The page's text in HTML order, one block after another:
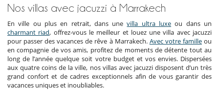
Nos villas avec jacuzzi à Marrakech
En ville ou plus en retrait, dans unevilla ultra luxe ou dans un
charmant riad, offrez-vous le meilleur et louez une villa avec jacuzzi
pour passer des vacances de rêve à Marrakech. Avec votre familleou
en compagnie de vos amis, profitez de moments de détente tout au
long de l’année quelque soit votre budget et vos envies. Dispersées
aux quatre coins de la ville, nos villas avec jacuzzi disposent d’un très
grand confort et de cadres exceptionnels afin de vous garantir des
vacances uniques et inoubliables.